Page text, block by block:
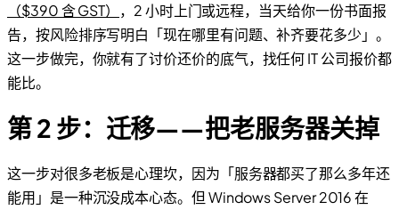
（$390 含 GST） ，2 小时上门或远程，当天给你一份书面报
告，按风险排序写明白「现在哪里有问题、补齐要花多少」。
这一步做完，你就有了讨价还价的底气，找任何 IT 公司报价都
能比。
第 2 步：迁移——把老服务器关掉
这一步对很多老板是心理坎，因为「服务器都买了那么多年还
能用」是一种沉没成本心态。但 Windows Server 2016 在